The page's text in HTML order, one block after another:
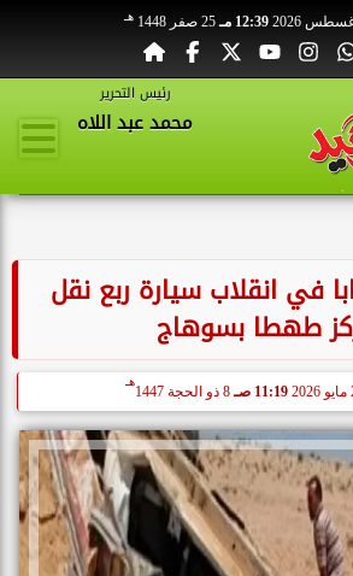
12:39 مـ 25 صفر 1448 هـ
رئيس التحرير
محمد عبد اللاه
مصابا في انقلاب سيارة ربع نقل
طهطا بسوهاج
11:19 صـ 8 ذو الحجة 1447
هـ